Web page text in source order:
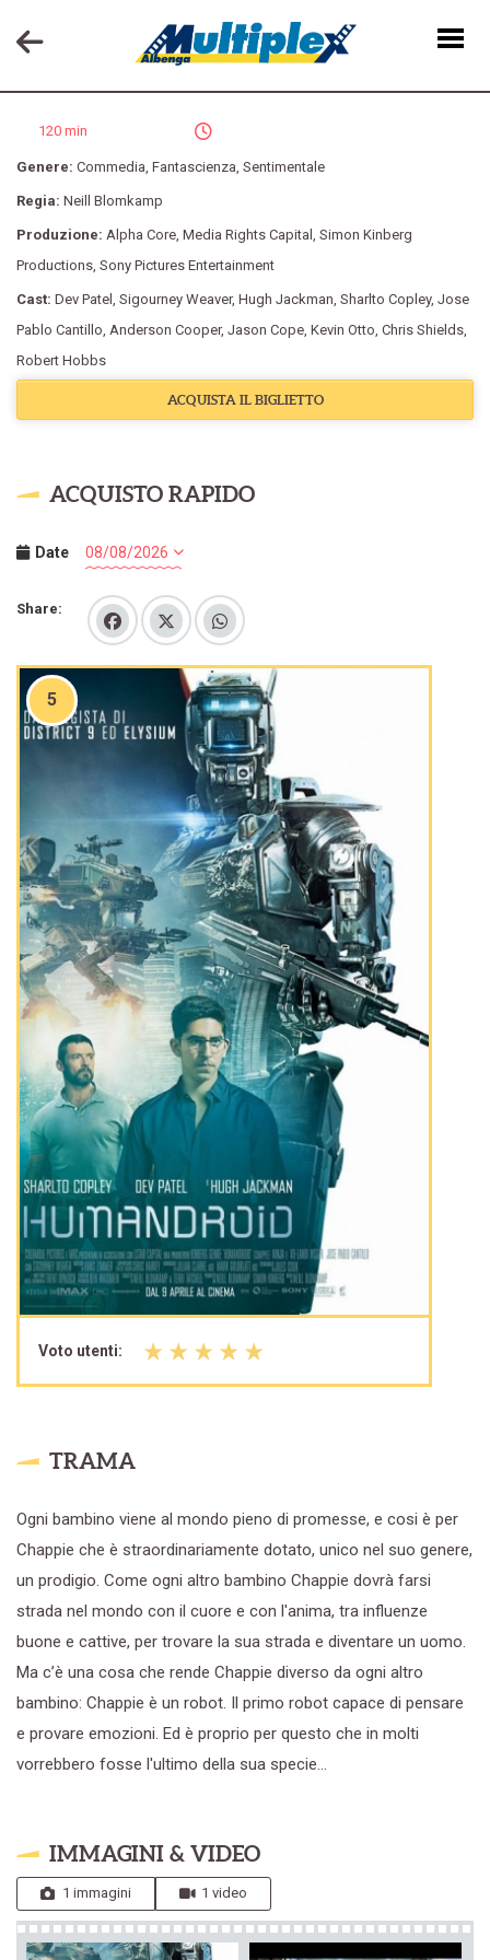
HUMANDROID
120 min
Genere: Commedia, Fantascienza, Sentimentale
Regia: Neill Blomkamp
Produzione: Alpha Core, Media Rights Capital , Simon Kinberg
Productions, Sony Pictures Entertainment
Cast: Dev Patel , Sigourney Weaver, Hugh Jackman, Sharlto Copley, Jose
Pablo Cantillo, Anderson Cooper, Jason Cope, Kevin Otto, Chris Shields,
Robert Hobbs
ACQUISTA IL BIGLIETTO
ACQUISTO RAPIDO
Date
Share:
5
Voto utenti:
TRAMA
Ogni bambino viene al mondo pieno di promesse, e cosi è per
Chappie che è straordinariamente dotato, unico nel suo genere,
un prodigio. Come ogni altro bambino Chappie dovrà farsi
strada nel mondo con il cuore e con l'anima, tra influenze
buone e cattive, per trovare la sua strada e diventare un uomo.
Ma c’è una cosa che rende Chappie diverso da ogni altro
bambino: Chappie è un robot. Il primo robot capace di pensare
e provare emozioni. Ed è proprio per questo che in molti
vorrebbero fosse l'ultimo della sua specie...
IMMAGINI & VIDEO
1 immagini 1 video